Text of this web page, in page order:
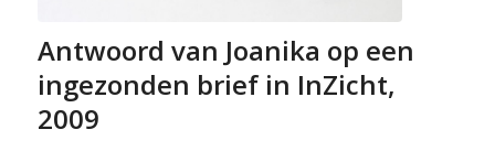
Antwoord van Joanika op een
ingezonden brief in InZicht,
2009